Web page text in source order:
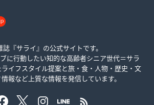
『サライ』の公式サイトです。
に行動したい知的な高齢者シニア世代＝サラ
イフスタイル提案と旅・食・人物・歴史・文
報など上質な情報を発信しています。